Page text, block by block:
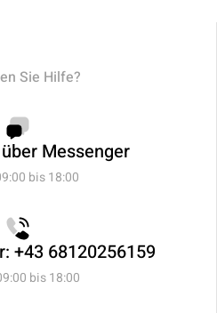
Sie Hilfe?
Messenger
bis 18:00
+43 68120256159
bis 18:00